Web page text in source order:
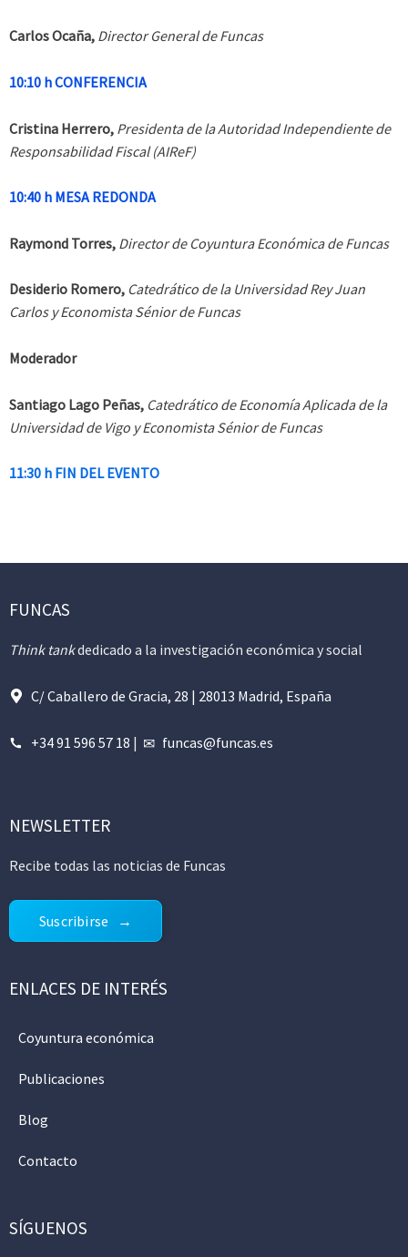
Carlos Ocaña, Director General de Funcas
10:10 h CONFERENCIA
Cristina Herrero, Presidenta de la Autoridad Independiente de
Responsabilidad Fiscal (AIReF)
10:40 h MESA REDONDA
Raymond Torres, Director de Coyuntura Económica de Funcas
Desiderio Romero, Catedrático de la Universidad Rey Juan
Carlos y Economista Sénior de Funcas
Moderador
Santiago Lago Peñas, Catedrático de Economía Aplicada de la
Universidad de Vigo y Economista Sénior de Funcas
11:30 h FIN DEL EVENTO
FUNCAS
Think tankdedicado a la investigación económica y social
C/ Caballero de Gracia, 28 | 28013 Madrid, España
+34 91 596 57 18 | funcas@funcas.es
NEWSLETTER
Recibe todas las noticias de Funcas
Suscribirse
ENLACES DE INTERÉS
Coyuntura económica
Publicaciones
Blog
Contacto
SÍGUENOS